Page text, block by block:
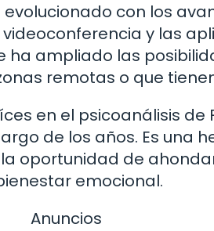
con los
y las
ha ampliado las
remotas o que
en el psicoanálisis de
de los años. Es una
oportunidad de
emocional.
Anuncios